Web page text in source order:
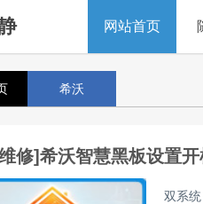
网站首页
希沃
修]希沃智慧黑板设置
双系